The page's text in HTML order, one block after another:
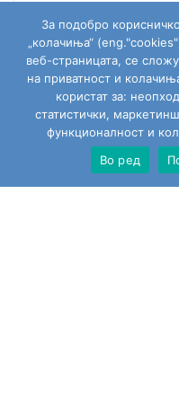
7,590.00
Изјавата за приватност
Сите играчки
За подобро
„колачиња“
веб-страницата, се
на приватност и
користат за:
статистички,
функционалност и
Во ред